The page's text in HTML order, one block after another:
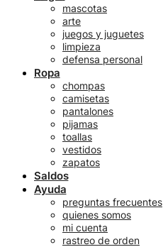
mascotas
arte
juegos y juguetes
limpieza
defensa personal
Ropa
chompas
camisetas
pantalones
pijamas
toallas
vestidos
zapatos
Saldos
Ayuda
preguntas frecuentes
quienes somos
mi cuenta
rastreo de orden